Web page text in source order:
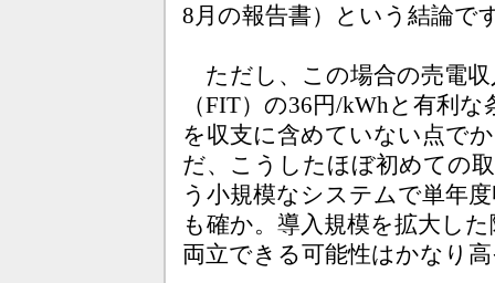
8月の報告書）という結論で
ただし、この場合の売電収
（FIT）の36円/kWhと有利
を収支に含めていない点で
だ、こうしたほぼ初めての
う小規模なシステムで単年
も確か。導入規模を拡大し
両立できる可能性はかなり